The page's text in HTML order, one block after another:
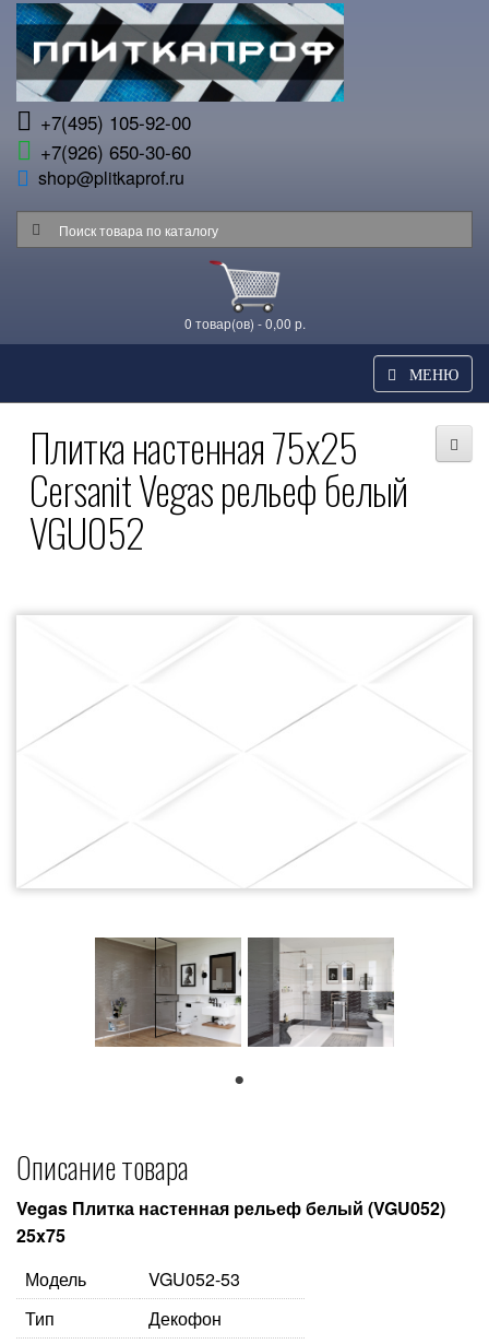
+7(495) 105-92-00
+7(926) 650-30-60
shop@plitkaprof.ru
0 товар(ов) - 0,00 р.
МЕНЮ
Плитка настенная 75x25
Cersanit Vegas рельеф белый
VGU052
Описание товара
Vegas Плитка настенная рельеф белый (VGU052)
25x75
Модель
VGU052-53
Тип
Декофон